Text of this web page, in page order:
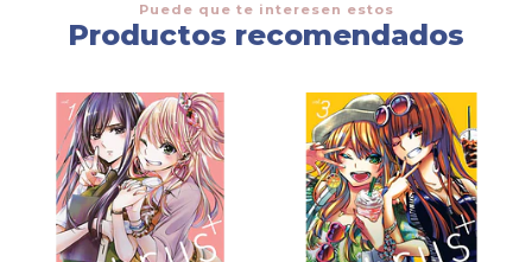
Puede que te interesen estos
Productos recomendados